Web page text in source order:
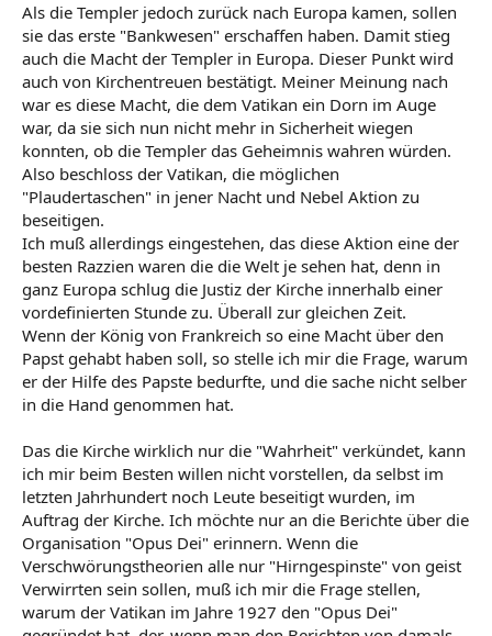
Als die Templer jedoch zurück nach Europa kamen, sollen
sie das erste "Bankwesen" erschaffen haben. Damit stieg
auch die Macht der Templer in Europa. Dieser Punkt wird
auch von Kirchentreuen bestätigt. Meiner Meinung nach
war es diese Macht, die dem Vatikan ein Dorn im Auge
war, da sie sich nun nicht mehr in Sicherheit wiegen
konnten, ob die Templer das Geheimnis wahren würden.
Also beschloss der Vatikan, die möglichen
"Plaudertaschen" in jener Nacht und Nebel Aktion zu
beseitigen.
Ich muß allerdings eingestehen, das diese Aktion eine der
besten Razzien waren die die Welt je sehen hat, denn in
ganz Europa schlug die Justiz der Kirche innerhalb einer
vordefinierten Stunde zu. Überall zur gleichen Zeit.
Wenn der König von Frankreich so eine Macht über den
Papst gehabt haben soll, so stelle ich mir die Frage, warum
er der Hilfe des Papste bedurfte, und die sache nicht selber
in die Hand genommen hat.
Das die Kirche wirklich nur die "Wahrheit" verkündet, kann
ich mir beim Besten willen nicht vorstellen, da selbst im
letzten Jahrhundert noch Leute beseitigt wurden, im
Auftrag der Kirche. Ich möchte nur an die Berichte über die
Organisation "Opus Dei" erinnern. Wenn die
Verschwörungstheorien alle nur "Hirngespinste" von geist
Verwirrten sein sollen, muß ich mir die Frage stellen,
warum der Vatikan im Jahre 1927 den "Opus Dei"